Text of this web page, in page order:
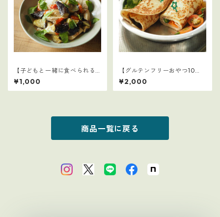
【子どもと一緒に食べられる
ごはん】23
¥1,000
【グルテンフリーおやつ10
選】4
¥2,000
商品一覧に戻る